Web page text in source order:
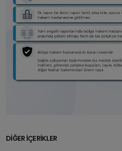
DİĞER İÇERİKLER